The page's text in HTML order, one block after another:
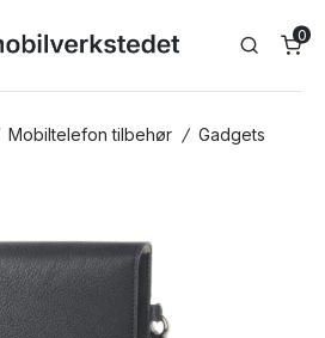
Search
0
Mobiltelefon tilbehør / Gadgets